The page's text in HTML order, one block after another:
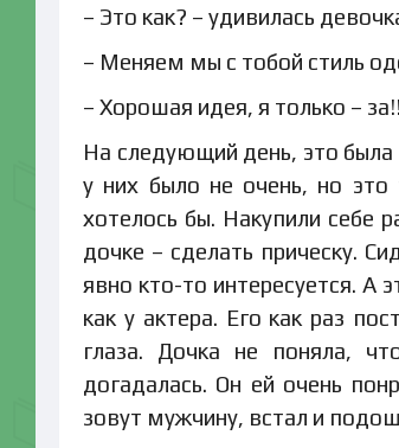
– Это как? – удивилась
– Меняем мы с тобой стиль
– Хорошая идея, я только –
На следующий день, это
у них было не очень, но
хотелось бы. Накупили себе
дочке – сделать прическу.
явно кто-то интересуется.
как у актера. Его как раз
глаза. Дочка не поняла,
догадалась. Он ей очень
зовут мужчину, встал и